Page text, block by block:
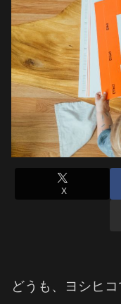
X
どうも、ヨシヒコ